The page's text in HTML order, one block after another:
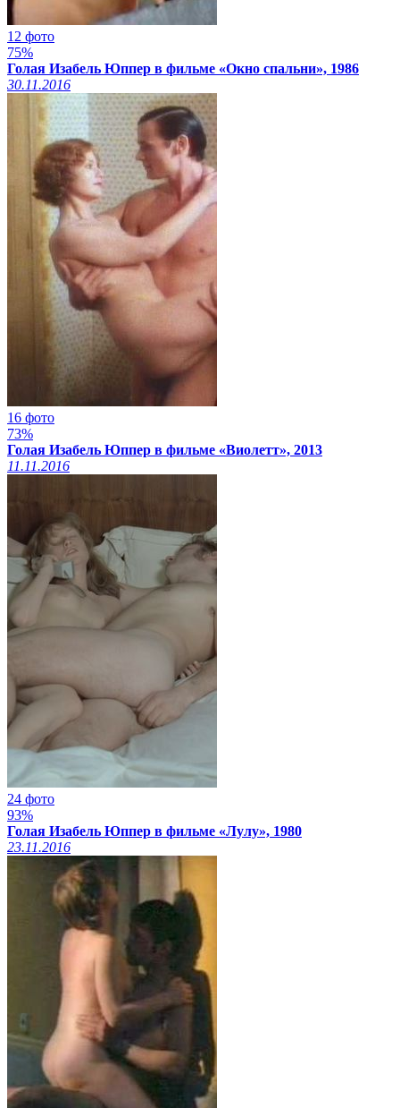
12 фото
75%
Голая Изабель Юппер в фильме «Окно спальни», 1986
30.11.2016
16 фото
73%
Голая Изабель Юппер в фильме «Виолетт», 2013
11.11.2016
24 фото
93%
Голая Изабель Юппер в фильме «Лулу», 1980
23.11.2016